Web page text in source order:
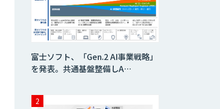
富士ソフト、「Gen.2 AI事業戦略」
を発表。共通基盤整備しA…